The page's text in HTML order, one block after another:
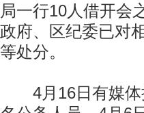
局一行10人借开会
政府、区纪委已对
等处分。
4月16日有媒体